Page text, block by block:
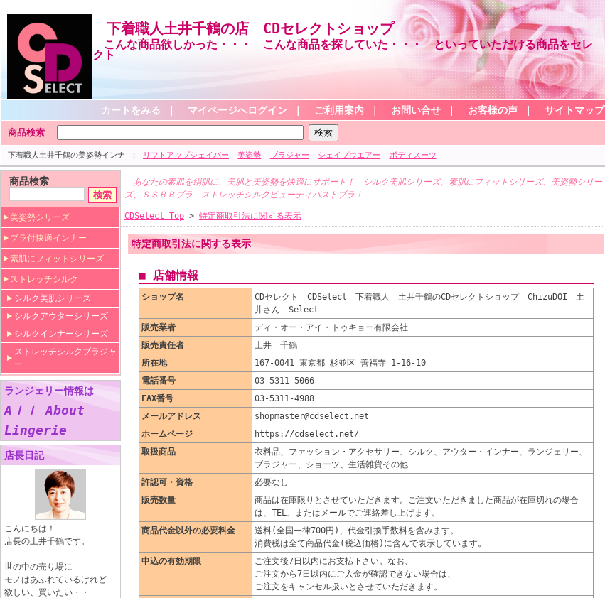
下着職人土井千鶴の店 CDセレクトショップ
こんな商品欲しかった・・・ こんな商品を探していた・・・ といっていただける商品をセレ
クト
カートをみる マイページへログイン ご利用案内 お問い合せ お客様の声 サイトマップ
商品検索
下着職人土井千鶴の美姿勢インナ リフトアップシェイパー 美姿勢 ブラジャー シェイプウエアー ボディスーツ
商品検索
美姿勢シリーズ
ブラ付快適インナー
素肌にフィットシリーズ
ストレッチシルク
シルク美肌シリーズ
シルクアウターシリーズ
シルクインナーシリーズ
ストレッチシルクブラジャ
ー
ランジェリー情報は
Aｌｌ About
Lingerie
店長日記
こんにちは！
店長の土井千鶴です。
世の中の売り場に
モノはあふれているけれど
欲しい、買いたい・・
あなたの素肌を絹肌に、美肌と美姿勢を快適にサポート！ シルク美肌シリーズ、素肌にフィットシリーズ、美姿勢シリー
ズ、ＳＳＢＢブラ ストレッチシルクビューティバストブラ！
CDSelect Top > 特定商取引法に関する表示
特定商取引法に関する表示
■ 店舗情報
ショップ名
CDセレクト CDSelect 下着職人 土井千鶴のCDセレクトショップ ChizuDOI 土
井さん Select
販売業者
ディ・オー・アイ・トゥキョー有限会社
販売責任者
土井 千鶴
所在地
167-0041 東京都 杉並区 善福寺 1-16-10
電話番号
03-5311-5066
FAX番号
03-5311-4988
メールアドレス
shopmaster@cdselect.net
ホームページ
https://cdselect.net/
取扱商品
衣料品、ファッション・アクセサリー、シルク、アウター・インナー、ランジェリー、
ブラジャー、ショーツ、生活雑貨その他
許認可・資格
必要なし
販売数量
商品は在庫限りとさせていただきます。ご注文いただきました商品が在庫切れの場合
は、TEL、またはメールでご連絡差し上げます。
商品代金以外の必要料金
送料(全国一律700円)、代金引換手数料を含みます。
消費税は全て商品代金(税込価格)に含んで表示しています。
申込の有効期限
ご注文後7日以内にお支払下さい。なお、
ご注文から7日以内にご入金が確認できない場合は、
ご注文をキャンセル扱いとさせていただきます。